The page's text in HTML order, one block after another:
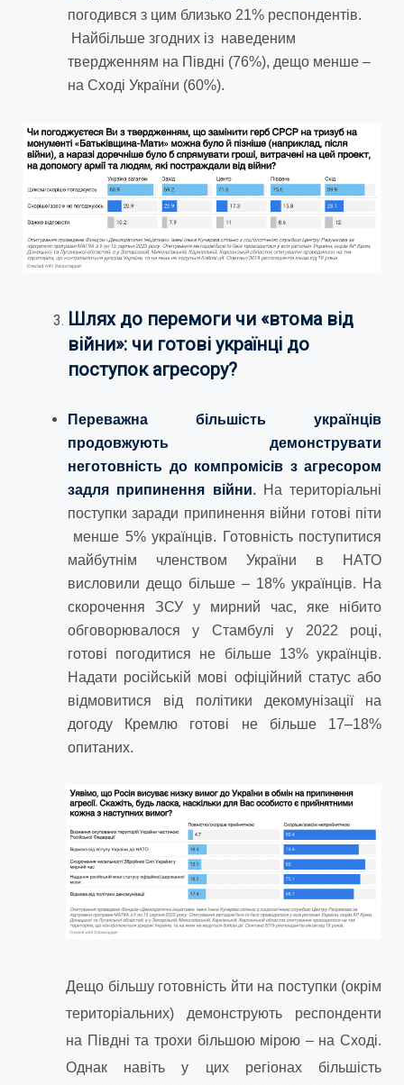
погодився з цим близько 21% респондентів.
Найбільше згодних із наведеним
твердженням на Півдні (76%), дещо менше –
на Сході України (60%).
Шлях до перемоги чи «втома від
війни»: чи готові українці до
поступок агресору?
Переважна більшість українців
продовжують демонструвати
неготовність до компромісів з агресором
задля припинення війни. На територіальні
поступки заради припинення війни готові піти
менше 5% українців. Готовність поступитися
майбутнім членством України в НАТО
висловили дещо більше – 18% українців. На
скорочення ЗСУ у мирний час, яке нібито
обговорювалося у Стамбулі у 2022 році,
готові погодитися не більше 13% українців.
Надати російській мові офіційний статус або
відмовитися від політики декомунізації на
догоду Кремлю готові не більше 17–18%
опитаних.
Дещо більшу готовність йти на поступки (окрім
територіальних) демонструють респонденти
на Півдні та трохи більшою мірою – на Сході.
Однак навіть у цих регіонах більшість